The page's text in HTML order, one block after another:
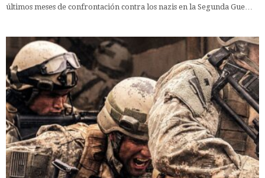
últimos meses de confrontación contra los nazis en la Segunda Gue…